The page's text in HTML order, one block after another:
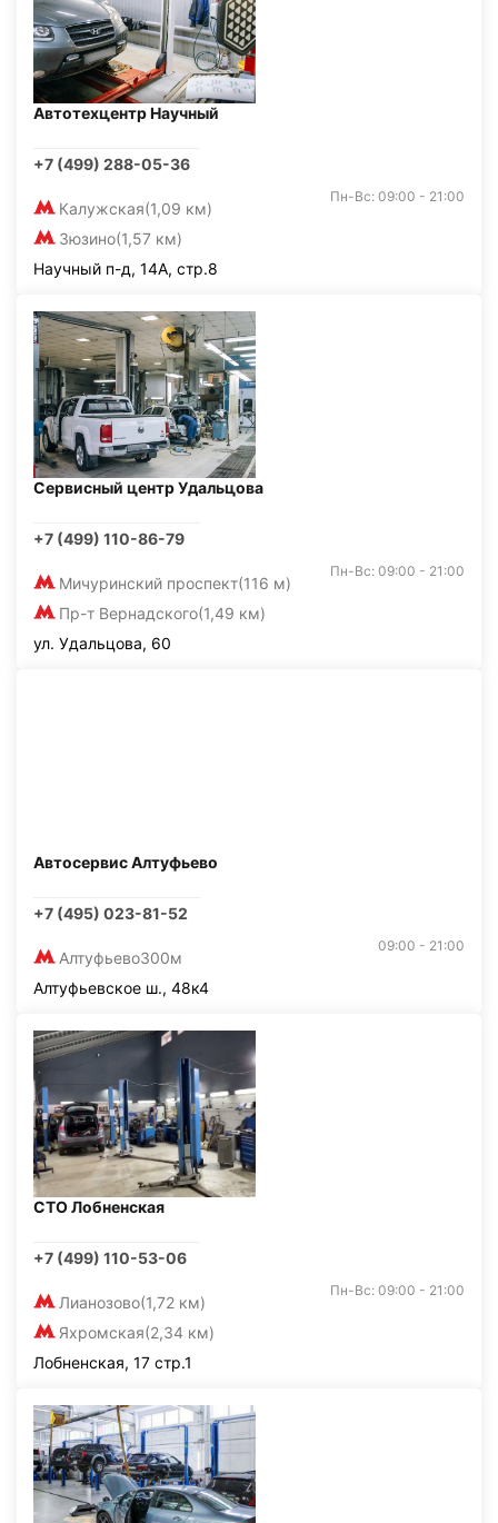
Автотехцентр Научный
+7 (499) 288-05-36
Калужская(1,09 км)
Зюзино(1,57 км)
Пн-Вс: 09:00 - 21:00
Научный п-д, 14А, стр.8
Сервисный центр Удальцова
+7 (499) 110-86-79
Мичуринский проспект(116 м)
Пр-т Вернадского(1,49 км)
Пн-Вс: 09:00 - 21:00
ул. Удальцова, 60
Автосервис Алтуфьево
+7 (495) 023-81-52
Алтуфьево300м
09:00 - 21:00
Алтуфьевское ш., 48к4
СТО Лобненская
+7 (499) 110-53-06
Лианозово(1,72 км)
Яхромская(2,34 км)
Пн-Вс: 09:00 - 21:00
Лобненская, 17 стр.1